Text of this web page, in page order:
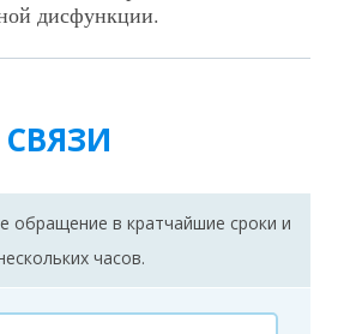
дисфункции.
обращение в кратчайшие сроки и
часов.